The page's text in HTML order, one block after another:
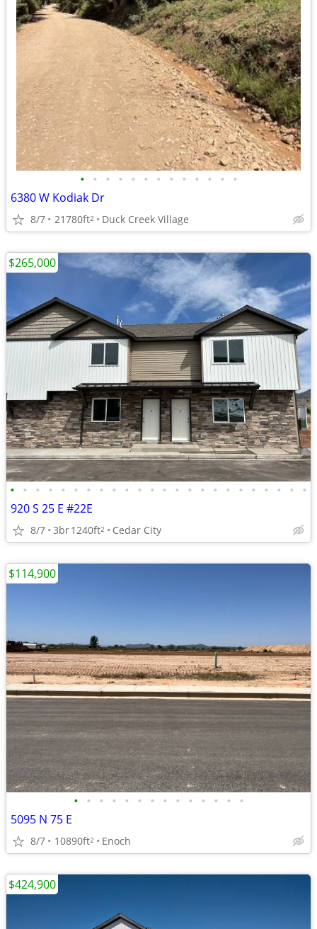
• • • • • • • • • • • • •
6380 W Kodiak Dr
8/7 21780ft2 Duck Creek Village
• • • • • • • • • • • • • • • • • • • • • • • •
920 S 25 E #22E
8/7 3br1240ft2 Cedar City
$265,000
• • • • • • • • • • • • • •
5095 N 75 E
8/7 10890ft2 Enoch
$114,900
$424,900